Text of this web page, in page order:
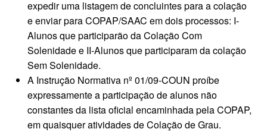
expedir uma listagem de concluintes para a colação
e enviar para COPAP/SAAC em dois processos: I-
Alunos que participarão da Colação Com
Solenidade e II-Alunos que participaram da colação
Sem Solenidade.
A Instrução Normativa nº 01/09-COUN proíbe
expressamente a participação de alunos não
constantes da lista oficial encaminhada pela COPAP,
em quaisquer atividades de Colação de Grau.